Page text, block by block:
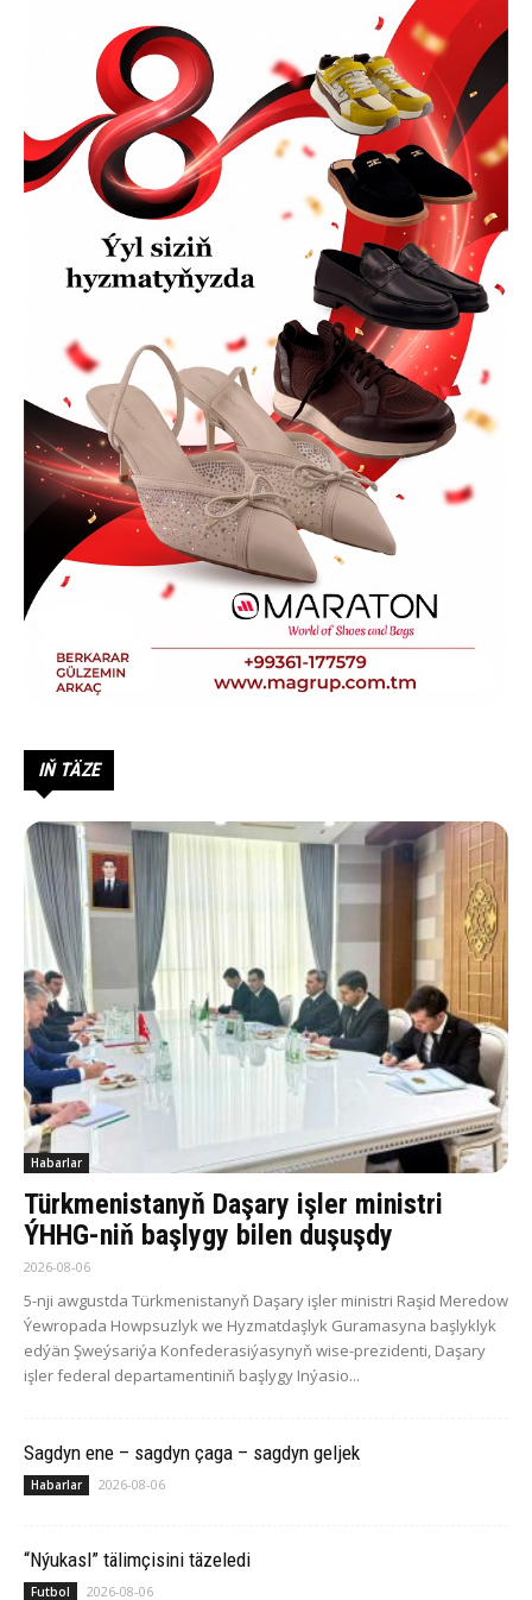
IŇ TÄZE
Habarlar
Türkmenistanyň Daşary işler ministri
ÝHHG-niň başlygy bilen duşuşdy
2026-08-06
5-nji awgustda Türkmenistanyň Daşary işler ministri Raşid Meredow
Ýewropada Howpsuzlyk we Hyzmatdaşlyk Guramasyna başlyklyk
edýän Şweýsariýa Konfederasiýasynyň wise-prezidenti, Daşary
işler federal departamentiniň başlygy Inýasio...
Sagdyn ene – sagdyn çaga – sagdyn geljek
Habarlar 2026-08-06
“Nýukasl” tälimçisini täzeledi
Futbol 2026-08-06